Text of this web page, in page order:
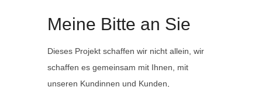
Meine Bitte an Sie
Dieses Projekt schaffen wir nicht allein, wir
schaffen es gemeinsam mit Ihnen, mit
unseren Kundinnen und Kunden,